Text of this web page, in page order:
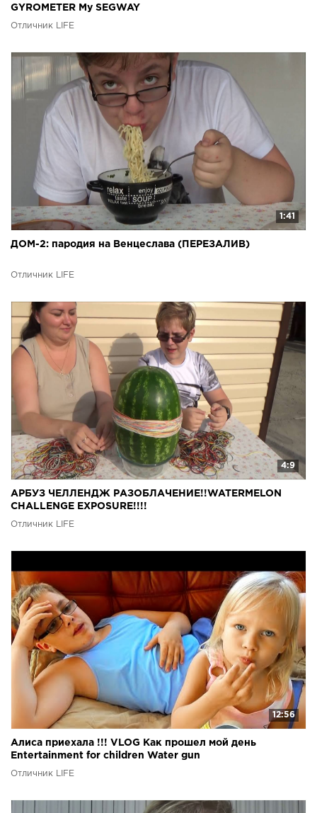
GYROMETER My SEGWAY
Отличник LIFE
1:41
ДОМ-2: пародия на Венцеслава (ПЕРЕЗАЛИВ)
Отличник LIFE
4:9
АРБУЗ ЧЕЛЛЕНДЖ РАЗОБЛАЧЕНИЕ!!WATERMELON
CHALLENGE EXPOSURE!!!!
Отличник LIFE
12:56
Алиса приехала !!! VLOG Как прошел мой день
Entertainment for children Water gun
Отличник LIFE